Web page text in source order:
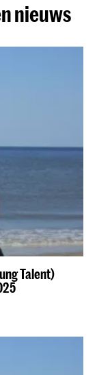
nieuws
Talent)